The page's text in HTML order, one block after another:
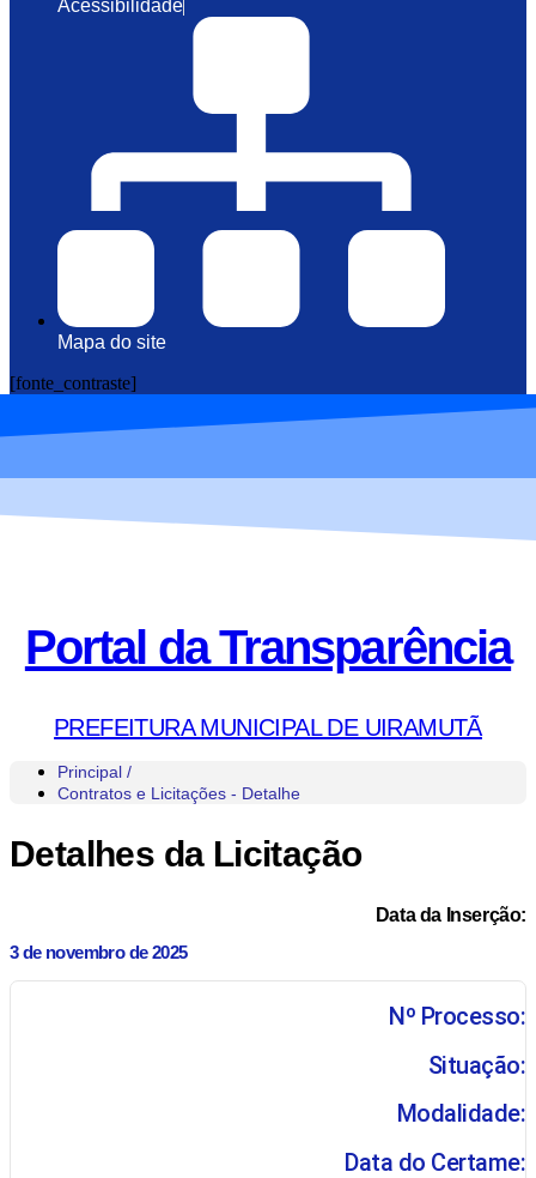
Acessibilidade
Mapa do site
[fonte_contraste]
Portal da Transparência
PREFEITURA MUNICIPAL DE UIRAMUTÃ
Principal /
Contratos e Licitações - Detalhe
Detalhes da Licitação
Data da Inserção:
3 de novembro de 2025
Nº Processo:
Situação:
Modalidade:
Data do Certame: